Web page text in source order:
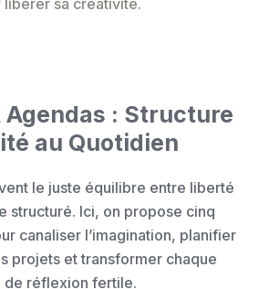
sa créativité.
Agendas : Structure
au Quotidien
le juste équilibre entre liberté
structuré. Ici, on propose cinq
canaliser l’imagination, planifier
projets et transformer chaque
de réflexion fertile.